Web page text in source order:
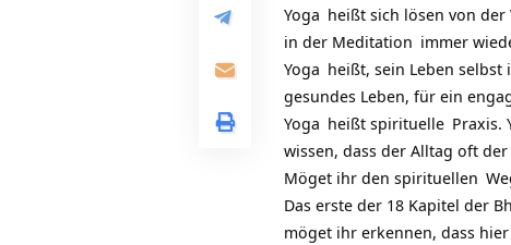
Yoga heißt sich lösen von
in der Meditation immer
Yoga heißt, sein Leben
gesundes Leben, für ein
Yoga heißt spirituelle Praxis.
wissen, dass der Alltag oft
Möget ihr den spirituellen
Das erste der 18 Kapitel der
möget ihr erkennen, dass